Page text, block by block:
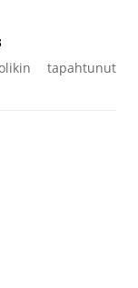
tapahtunut